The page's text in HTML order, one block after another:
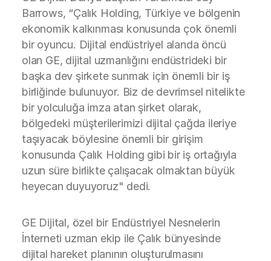
Barrows, “Çalık Holding, Türkiye ve bölgenin
ekonomik kalkınması konusunda çok önemli
bir oyuncu. Dijital endüstriyel alanda öncü
olan GE, dijital uzmanlığını endüstrideki bir
başka dev şirkete sunmak için önemli bir iş
birliğinde bulunuyor. Biz de devrimsel nitelikte
bir yolculuğa imza atan şirket olarak,
bölgedeki müşterilerimizi dijital çağda ileriye
taşıyacak böylesine önemli bir girişim
konusunda Çalık Holding gibi bir iş ortağıyla
uzun süre birlikte çalışacak olmaktan büyük
heyecan duyuyoruz" dedi.
GE Dijital, özel bir Endüstriyel Nesnelerin
İnterneti uzman ekip ile Çalık bünyesinde
dijital hareket planının oluşturulmasını